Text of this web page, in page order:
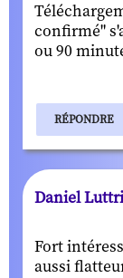
confirmé"
ou 90
RÉPONDRE
Daniel
Fort
aussi